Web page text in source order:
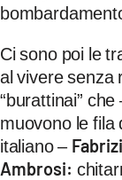
Ci sono poi le
al vivere senza
“burattinai”
muovono le fila
italiano –
Ambrosi: